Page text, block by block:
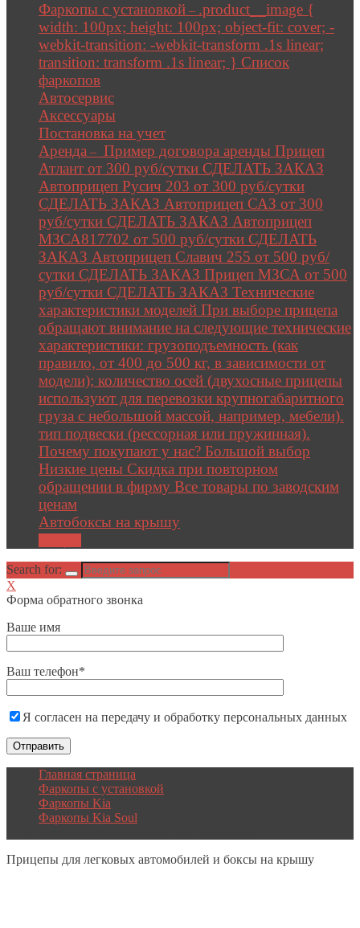
Фаркопы с установкой – .product__image {
width: 100px; height: 100px; object-fit: cover; -
webkit-transition: -webkit-transform .1s linear;
transition: transform .1s linear; } Список
фаркопов
Автосервис
Аксессуары
Постановка на учет
Аренда – Пример договора аренды Прицеп
Атлант от 300 руб/сутки СДЕЛАТЬ ЗАКАЗ
Автоприцеп Русич 203 от 300 руб/сутки
СДЕЛАТЬ ЗАКАЗ Автоприцеп САЗ от 300
руб/сутки СДЕЛАТЬ ЗАКАЗ Автоприцеп
МЗСА817702 от 500 руб/сутки СДЕЛАТЬ
ЗАКАЗ Автоприцеп Славич 255 от 500 руб/
сутки СДЕЛАТЬ ЗАКАЗ Прицеп МЗСА от 500
руб/сутки СДЕЛАТЬ ЗАКАЗ Технические
характеристики моделей При выборе прицепа
обращают внимание на следующие технические
характеристики: грузоподъемность (как
правило, от 400 до 500 кг, в зависимости от
модели); количество осей (двухосные прицепы
используют для перевозки крупногабаритного
груза с небольшой массой, например, мебели).
тип подвески (рессорная или пружинная).
Почему покупают у нас? Большой выбор
Низкие цены Скидка при повторном
обращении в фирму Все товары по заводским
ценам
Автобоксы на крышу
Search for:
X
Форма обратного звонка
Ваше имя
Ваш телефон*
Я согласен на передачу и обработку персональных данных
Главная страница
Фаркопы с установкой
Фаркопы Kia
Фаркопы Kia Soul
Прицепы для легковых автомобилей и боксы на крышу